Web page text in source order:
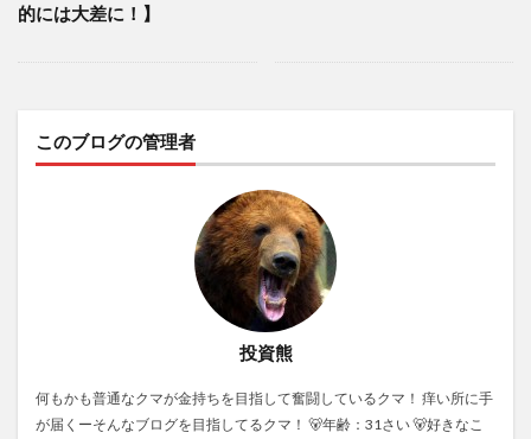
的には大差に！】
このブログの管理者
投資熊
何もかも普通なクマが金持ちを目指して奮闘しているクマ！ 痒い所に手
が届くーそんなブログを目指してるクマ！ 🐻年齢：31さい 🐻好きなこ